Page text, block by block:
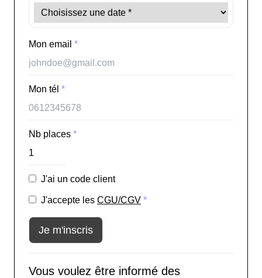
Mon email *
Mon tél *
Nb places *
J'ai un code client
J'accepte les CGU/CGV *
Je m'inscris
Vous voulez être informé des